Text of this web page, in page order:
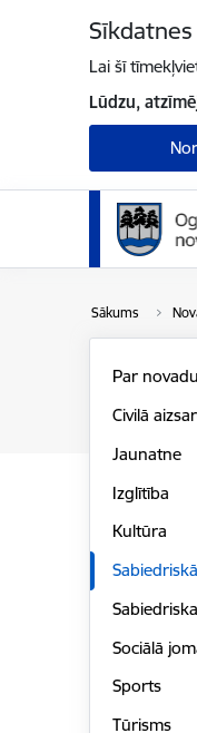
Sīkdatnes
Lai šī
Lūdzu,
Sākums
Par novadu
Civilā
Jaunatne
Izglītība
Kultūra
Sociālā
Sports
Tūrisms